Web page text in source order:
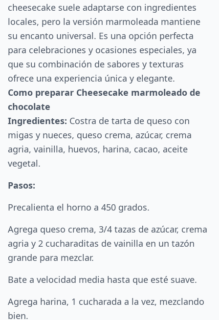
cheesecake suele adaptarse con ingredientes
locales, pero la versión marmoleada mantiene
su encanto universal. Es una opción perfecta
para celebraciones y ocasiones especiales, ya
que su combinación de sabores y texturas
ofrece una experiencia única y elegante.
Como preparar Cheesecake marmoleado de
chocolate
Ingredientes: Costra de tarta de queso con
migas y nueces, queso crema, azúcar, crema
agria, vainilla, huevos, harina, cacao, aceite
vegetal.
Pasos:
Precalienta el horno a 450 grados.
Agrega queso crema, 3/4 tazas de azúcar, crema
agria y 2 cucharaditas de vainilla en un tazón
grande para mezclar.
Bate a velocidad media hasta que esté suave.
Agrega harina, 1 cucharada a la vez, mezclando
bien.